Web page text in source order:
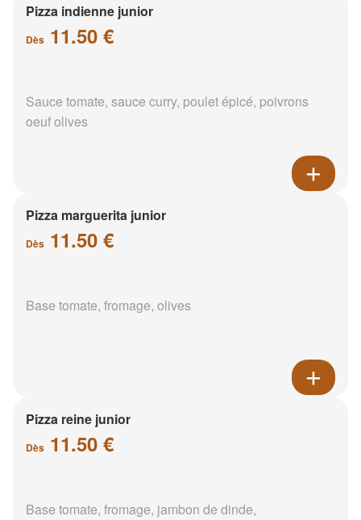
Pizza indienne junior
Dès 11.50 €
Sauce tomate, sauce curry, poulet épicé, poivrons
oeuf olives
Pizza marguerita junior
Dès 11.50 €
Base tomate, fromage, olives
Pizza reine junior
Dès 11.50 €
Base tomate, fromage, jambon de dinde,